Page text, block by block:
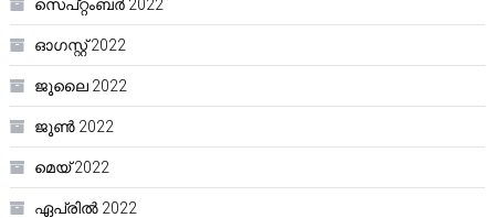
സെപ്റ്റംബർ 2022
ഓഗസ്റ്റ്‌ 2022
ജൂലൈ 2022
ജൂൺ 2022
മെയ്‌ 2022
ഏപ്രിൽ 2022